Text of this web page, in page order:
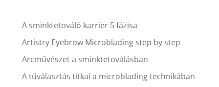
A sminktetováló karrier 5 fázisa
Artistry Eyebrow Microblading step by step
Arcművészet a sminktetoválásban
A tűválasztás titkai a microblading technikában